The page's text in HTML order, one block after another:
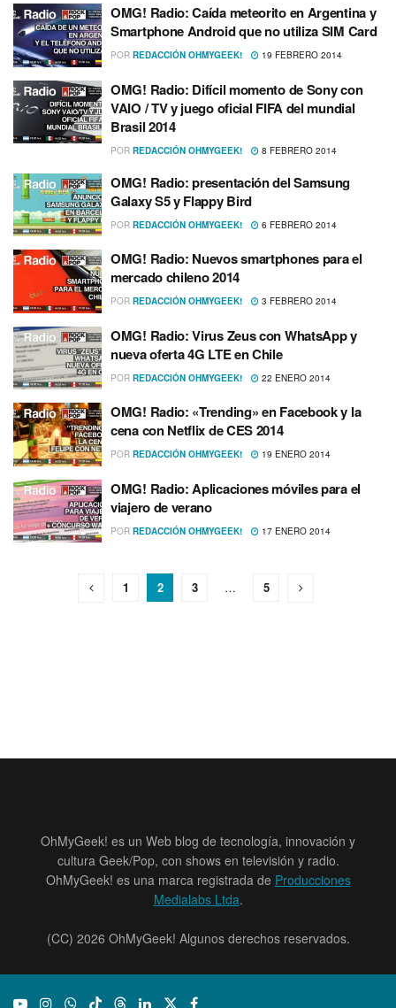
OMG! Radio: Caí­da meteorito en Argentina y
Smartphone Android que no utiliza SIM Card
POR REDACCIÓN OHMYGEEK! 19 FEBRERO 2014
OMG! Radio: Difí­cil momento de Sony con
VAIO / TV y juego oficial FIFA del mundial
Brasil 2014
POR REDACCIÓN OHMYGEEK! 8 FEBRERO 2014
OMG! Radio: presentación del Samsung
Galaxy S5 y Flappy Bird
POR REDACCIÓN OHMYGEEK! 6 FEBRERO 2014
OMG! Radio: Nuevos smartphones para el
mercado chileno 2014
POR REDACCIÓN OHMYGEEK! 3 FEBRERO 2014
OMG! Radio: Virus Zeus con WhatsApp y
nueva oferta 4G LTE en Chile
POR REDACCIÓN OHMYGEEK! 22 ENERO 2014
OMG! Radio: «Trending» en Facebook y la
cena con Netflix de CES 2014
POR REDACCIÓN OHMYGEEK! 19 ENERO 2014
OMG! Radio: Aplicaciones móviles para el
viajero de verano
POR REDACCIÓN OHMYGEEK! 17 ENERO 2014
1 2 3 … 5
OhMyGeek! es un Web blog de tecnología, innovación y
cultura Geek/Pop, con shows en televisión y radio.
OhMyGeek! es una marca registrada de Producciones
Medialabs Ltda.
(CC) 2026 OhMyGeek! Algunos derechos reservados.